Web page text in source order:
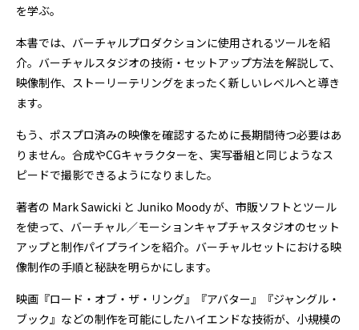
を学ぶ。
本書では、バーチャルプロダクションに使用されるツールを紹
介。バーチャルスタジオの技術・セットアップ方法を解説して、
映像制作、ストーリーテリングをまったく新しいレベルへと導き
ます。
もう、ポスプロ済みの映像を確認するために長期間待つ必要はあ
りません。合成やCGキャラクターを、実写番組と同じようなス
ピードで撮影できるようになりました。
著者の Mark Sawicki と Juniko Moody が、市販ソフトとツール
を使って、バーチャル／モーションキャプチャスタジオのセット
アップと制作パイプラインを紹介。バーチャルセットにおける映
像制作の手順と秘訣を明らかにします。
映画『ロード・オブ・ザ・リング』『アバター』『ジャングル・
ブック』などの制作を可能にしたハイエンドな技術が、小規模の